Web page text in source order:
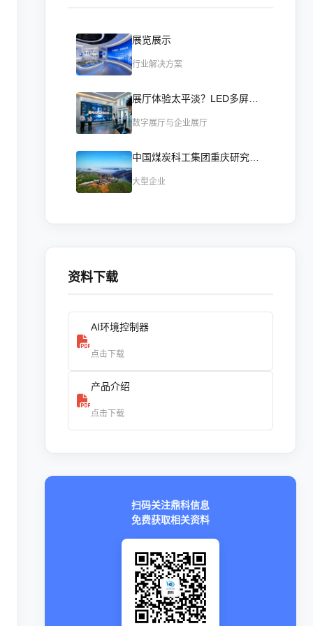
展览展示
行业解决方案
数字展厅与企业展厅
大型企业
资料下载
AI环境控制器
点击下载
产品介绍
点击下载
扫码关注鼎科信息
免费获取相关资料